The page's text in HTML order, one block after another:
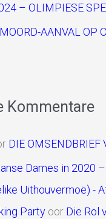
– OLIMPIESE
AANVAL OP
Kommentare
DIE OMSENDBRIEF
Dames in 2020
Uithouvermoë) -
Partyoor Die Rol